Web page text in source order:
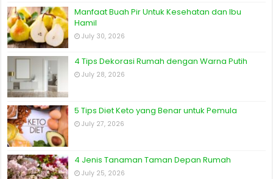
Manfaat Buah Pir Untuk Kesehatan dan Ibu
Hamil
July 30, 2026
4 Tips Dekorasi Rumah dengan Warna Putih
July 28, 2026
5 Tips Diet Keto yang Benar untuk Pemula
July 27, 2026
4 Jenis Tanaman Taman Depan Rumah
July 25, 2026